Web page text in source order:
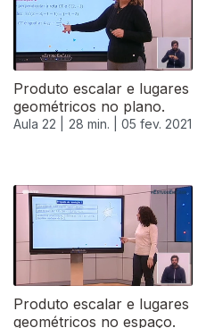
Produto escalar e lugares
geométricos no plano.
Aula 22 | 28 min. | 05 fev. 2021
Produto escalar e lugares
geométricos no espaço.